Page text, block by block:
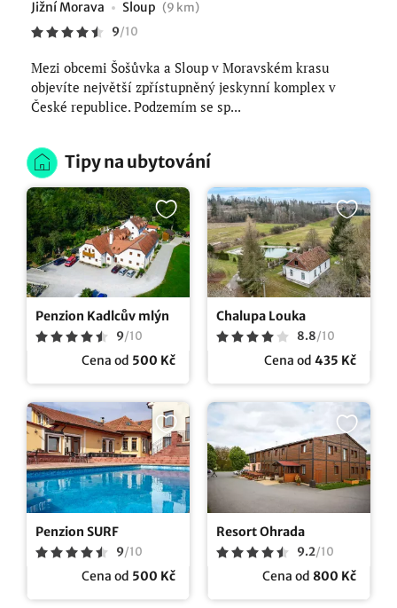
Jižní Morava Sloup (9 km)
9/10
Mezi obcemi Šošůvka a Sloup v Moravském krasu
objevíte největší zpřístupněný jeskynní komplex v
České republice. Podzemím se sp...
Tipy na ubytování
Penzion Kadlcův mlýn
9/10
Cena od 500 Kč
Chalupa Louka
8.8/10
Cena od 435 Kč
Penzion SURF
9/10
Cena od 500 Kč
Resort Ohrada
9.2/10
Cena od 800 Kč